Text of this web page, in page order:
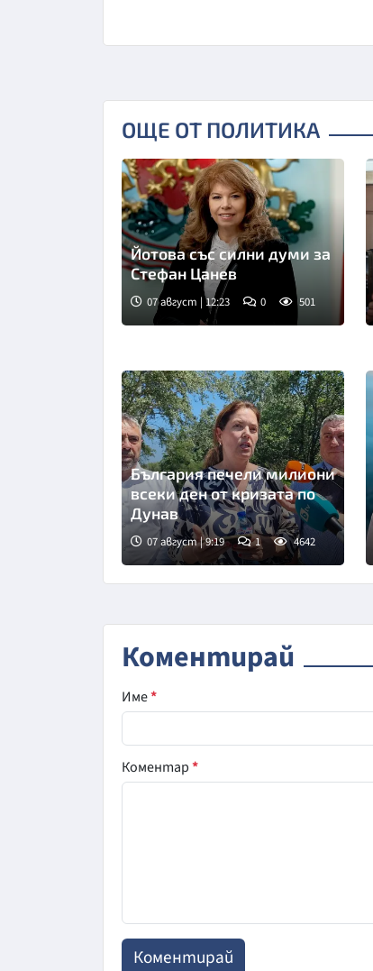
ОЩЕ ОТ ПОЛИТИКА
Йотова със силни думи за
Стефан Цанев
07 август | 12:23 0 501
Снимка: БТА
България печели милиони
всеки ден от кризата по
Дунав
07 август | 9:19 1 4642
Коментирай
Име*
Коментар*